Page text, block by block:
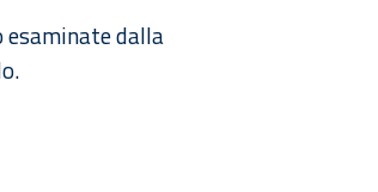
esaminate dalla